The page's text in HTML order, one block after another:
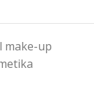
make-up